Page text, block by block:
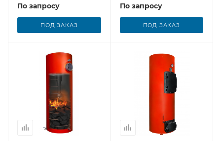
По запросу
ПОД ЗАКАЗ
По запросу
ПОД ЗАКАЗ